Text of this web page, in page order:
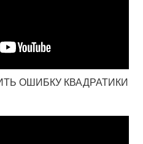
ОШИБКУ КВАДРАТИКИ